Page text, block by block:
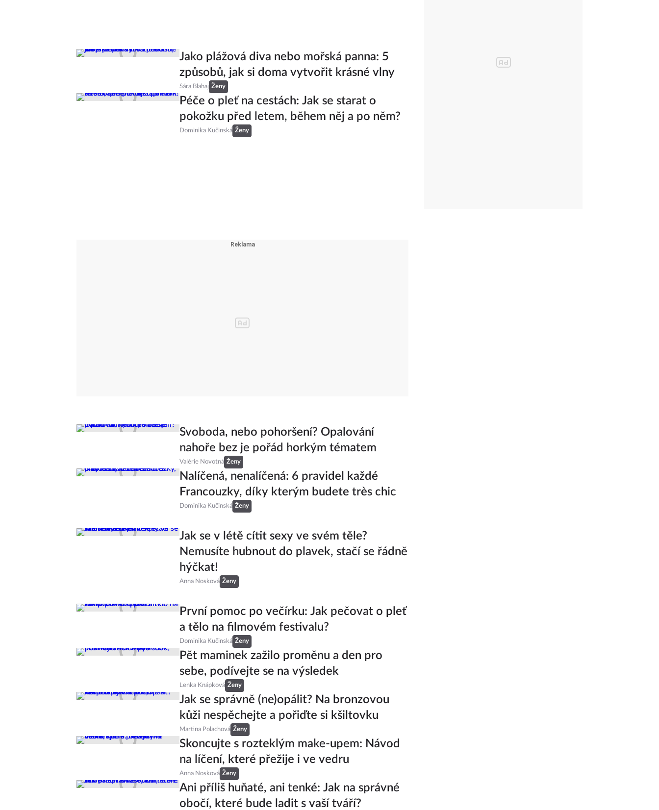
Jako plážová diva nebo mořská panna: 5
způsobů, jak si doma vytvořit krásné vlny
Sára Blahaj Ženy
Péče o pleť na cestách: Jak se starat o
pokožku před letem, během něj a po něm?
Dominika Kučinská Ženy
Svoboda, nebo pohoršení? Opalování
nahoře bez je pořád horkým tématem
Valérie Novotná Ženy
Nalíčená, nenalíčená: 6 pravidel každé
Francouzky, díky kterým budete très chic
Dominika Kučinská Ženy
Jak se v létě cítit sexy ve svém těle?
Nemusíte hubnout do plavek, stačí se řádně
hýčkat!
Anna Nosková Ženy
První pomoc po večírku: Jak pečovat o pleť
a tělo na filmovém festivalu?
Dominika Kučinská Ženy
Pět maminek zažilo proměnu a den pro
sebe, podívejte se na výsledek
Lenka Knápková Ženy
Jak se správně (ne)opálit? Na bronzovou
kůži nespěchejte a pořiďte si kšiltovku
Martina Polachová Ženy
Skoncujte s rozteklým make-upem: Návod
na líčení, které přežije i ve vedru
Anna Nosková Ženy
Ani příliš huňaté, ani tenké: Jak na správné
obočí, které bude ladit s vaší tváří?